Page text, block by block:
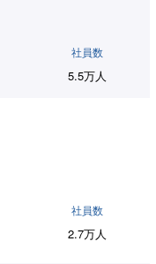
社員数
5.5万人
社員数
2.7万人